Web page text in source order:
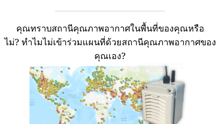
คุณทราบสถานีคุณภาพอากาศในพื้นที่ของคุณหรือ
ไม่? ทำไมไม่เข้าร่วมแผนที่ด้วยสถานีคุณภาพอากาศของ
คุณเอง?